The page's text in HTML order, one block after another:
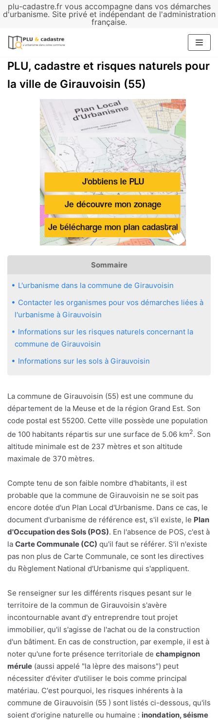
plu-cadastre.fr vous accompagne dans vos démarches
d'urbanisme. Site privé et indépendant de l'administration
française.
Aller
contenu
PLU, cadastre et risques naturels pour
la ville de Girauvoisin (55)
Sommaire
L'urbanisme dans la commune de Girauvoisin
Contacter les organismes pour vos démarches liées à
l'urbanisme à Girauvoisin
Informations sur les risques naturels concernant la
commune de Girauvoisin
Informations sur les sols à Girauvoisin
La commune de Girauvoisin (55) est une commune du
département de la Meuse et de la région Grand Est. Son
code postal est 55200. Cette ville possède une population
de 100 habitants répartis sur une surface de 5.06 km2. Son
altitude minimale est de 237 mètres et son altitude
maximale de 370 mètres.
Compte tenu de son faible nombre d'habitants, il est
probable que la commune de Girauvoisin ne se soit pas
encore dotée d'un Plan Local d'Urbanisme. Dans ce cas, le
document d'urbanisme de référence est, s'il existe, le Plan
d'Occupation des Sols (POS). En l'absence de POS, c'est à
la Carte Communale (CC) qu'il faut se référer. S'il n'existe
pas non plus de Carte Communale, ce sont les directives
du Règlement National d'Urbanisme qui s'appliquent.
Se renseigner sur les différents risques pesant sur le
territoire de la commun de Girauvoisin s'avère
incontournable avant d'y entreprendre tout projet
immobilier, qu'il s'agisse de l'achat ou de la construction
d'un bâtiment. En cas de construction, par exemple, il est à
noter qu'une forte présence territoriale de champignon
mérule (aussi appelé "la lèpre des maisons") peut
nécessiter d'éviter d'utiliser le bois comme principal
matériau. C'est pourquoi, les risques inhérents à la
commune de Girauvoisin (55 ) sont listés ci-dessous, qu'ils
soient d'origine naturelle ou humaine : inondation, séisme